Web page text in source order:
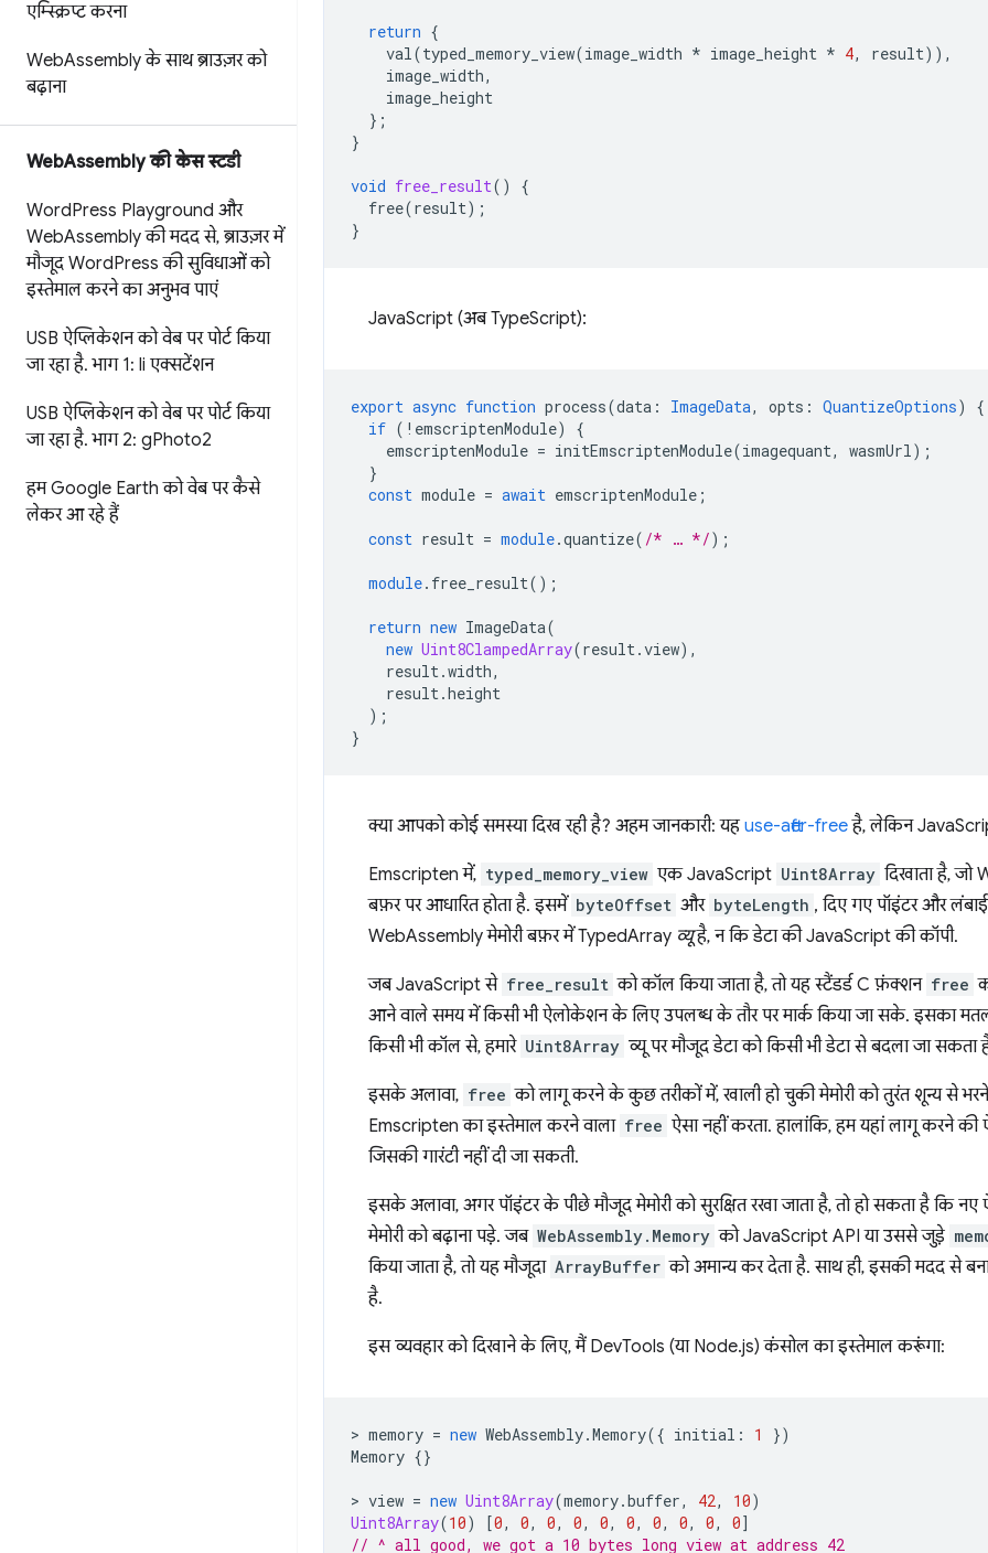
एम्स्क्रिप्ट करना
WebAssembly के साथ ब्राउज़र को
बढ़ाना
WebAssembly की केस स्टडी
WordPress Playground और
WebAssembly की मदद से, ब्राउज़र में
मौजूद WordPress की सुविधाओं को
इस्तेमाल करने का अनुभव पाएं
USB ऐप्लिकेशन को वेब पर पोर्ट किया
जा रहा है. भाग 1: li एक्सटेंशन
USB ऐप्लिकेशन को वेब पर पोर्ट किया
जा रहा है. भाग 2: gPhoto2
हम Google Earth को वेब पर कैसे
लेकर आ रहे हैं
return {
val(typed_memory_view(image_width * image_height * 4, result)),
image_width,
image_height
};
}
void free_result()
{
free(result);
}
JavaScript (अब TypeScript):
export async function process(data : ImageData, opts : QuantizeOptions)
{
if ( ! emscriptenModule)
{
emscriptenModule = initEmscriptenModule(imagequant, wasmUrl);
}
const module = await emscriptenModule ;
const result = module.quantize( /* … */);
module.free_result();
return new ImageData(
new Uint8ClampedArray(result.view),
result.width,
result.height
);
}
क्या आपको कोई समस्या दिख रही है? अहम जानकारी: यह use-after-freeहै, लेकिन
Emscripten में, typed_memory_view एक JavaScript Uint8Array दिखाता है, जो
बफ़र पर आधारित होता है. इसमें byteOffset और byteLength , दिए गए पॉइंटर और
WebAssembly मेमोरी बफ़र में TypedArray व्यूहै, न कि डेटा की JavaScript की कॉपी.
जब JavaScript से free_result को कॉल किया जाता है, तो यह स्टैंडर्ड C फ़ंक्शन free
आने वाले समय में किसी भी ऐलोकेशन के लिए उपलब्ध के तौर पर मार्क किया जा सके. इसका
किसी भी कॉल से, हमारे Uint8Array व्यू पर मौजूद डेटा को किसी भी डेटा से बदला जा सकता
इसके अलावा, free को लागू करने के कुछ तरीकों में, खाली हो चुकी मेमोरी को तुरंत शून्य से
Emscripten का इस्तेमाल करने वाला free ऐसा नहीं करता. हालांकि, हम यहां लागू करने की
जिसकी गारंटी नहीं दी जा सकती.
इसके अलावा, अगर पॉइंटर के पीछे मौजूद मेमोरी को सुरक्षित रखा जाता है, तो हो सकता है कि
मेमोरी को बढ़ाना पड़े. जब WebAssembly.Memory को JavaScript API या उससे जुड़े
किया जाता है, तो यह मौजूदा ArrayBuffer को अमान्य कर देता है. साथ ही, इसकी मदद से
है.
इस व्यवहार को दिखाने के लिए, मैं DevTools (या Node.js) कंसोल का इस्तेमाल करूंगा:
> memory = new WebAssembly.Memory({ initial : 1
})
Memory {}
> view = new Uint8Array(memory.buffer, 42, 10)
Uint8Array(10) [0, 0, 0, 0, 0, 0, 0, 0, 0, 0]
// ^ all good, we got a 10 bytes long view at address 42